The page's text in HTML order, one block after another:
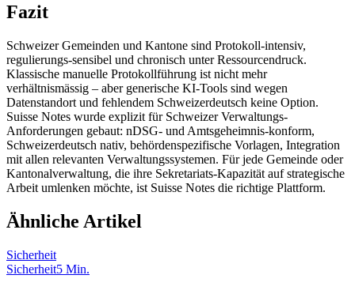
Fazit
Schweizer Gemeinden und Kantone sind Protokoll-intensiv,
regulierungs-sensibel und chronisch unter Ressourcendruck.
Klassische manuelle Protokollführung ist nicht mehr
verhältnismässig – aber generische KI-Tools sind wegen
Datenstandort und fehlendem Schweizerdeutsch keine Option.
Suisse Notes wurde explizit für Schweizer Verwaltungs-
Anforderungen gebaut: nDSG- und Amtsgeheimnis-konform,
Schweizerdeutsch nativ, behördenspezifische Vorlagen, Integration
mit allen relevanten Verwaltungssystemen. Für jede Gemeinde oder
Kantonalverwaltung, die ihre Sekretariats-Kapazität auf strategische
Arbeit umlenken möchte, ist Suisse Notes die richtige Plattform.
Ähnliche Artikel
Sicherheit
Sicherheit5 Min.